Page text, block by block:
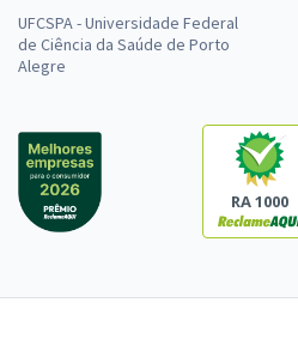
UFCSPA - Universidade Federal
de Ciência da Saúde de Porto
Alegre
RA 1000